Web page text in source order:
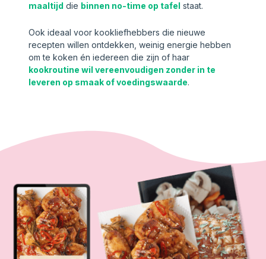
maaltijd die binnen no-time op tafel staat.
Ook ideaal voor kookliefhebbers die nieuwe
recepten willen ontdekken, weinig energie hebben
om te koken én iedereen die zijn of haar
kookroutine wil vereenvoudigen zonder in te
leveren op smaak of voedingswaarde.